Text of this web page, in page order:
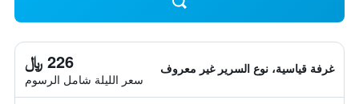
غرفة قياسية، نوع السرير غير معروف 226 ﷼
سعر الليلة شامل الرسوم